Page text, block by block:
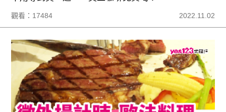
觀看：17484 2022.11.02